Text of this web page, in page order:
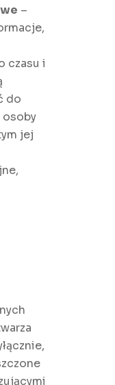
–
czasu i
do
jej